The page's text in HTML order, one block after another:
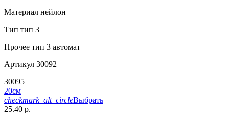
Материал нейлон
Тип тип 3
Прочее тип 3 автомат
Артикул 30092
30095
20см
checkmark_alt_circleВыбрать
25.40 р.